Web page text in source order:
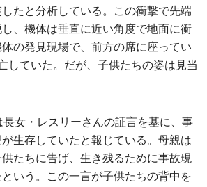
たと分析している。この衝撃で先端
、機体は垂直に近い角度で地面に衝
の発見現場で、前方の席に座ってい
していた。だが、子供たちの姿は見当
長女・レスリーさんの証言を基に、事
生存していたと報じている。母親は
供たちに告げ、生き残るために事故現
いう。この一言が子供たちの背中を